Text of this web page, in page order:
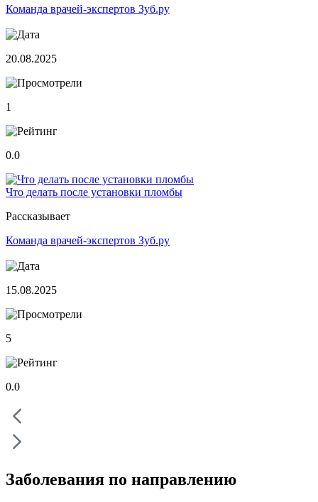
Команда врачей-экспертов Зуб.ру
20.08.2025
1
0.0
Что делать после установки пломбы
Рассказывает
Команда врачей-экспертов Зуб.ру
15.08.2025
5
0.0
Заболевания по направлению